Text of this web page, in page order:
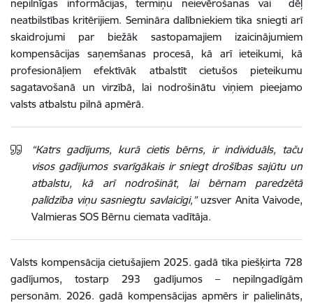
nepilnīgas informācijas, termiņu neievērošanas vai
dēļ
neatbilstības kritērijiem. Semināra dalībniekiem tika sniegti arī
skaidrojumi par biežāk sastopamajiem izaicinājumiem
kompensācijas saņemšanas procesā, kā arī ieteikumi, kā
profesionāļiem efektīvāk atbalstīt cietušos pieteikumu
sagatavošanā un virzībā, lai nodrošinātu viņiem pieejamo
valsts atbalstu pilnā apmērā.
“Katrs gadījums, kurā cietis bērns, ir individuāls, taču
visos gadījumos svarīgākais ir sniegt drošības sajūtu un
atbalstu, kā arī nodrošināt, lai bērnam paredzētā
palīdzība viņu sasniegtu savlaicīgi,”uzsver Anita Vaivode,
Valmieras SOS Bērnu ciemata vadītāja.
Valsts kompensācija cietušajiem 2025. gadā tika piešķirta 728
gadījumos, tostarp 293 gadījumos – nepilngadīgām
personām. 2026. gadā kompensācijas apmērs ir palielināts,